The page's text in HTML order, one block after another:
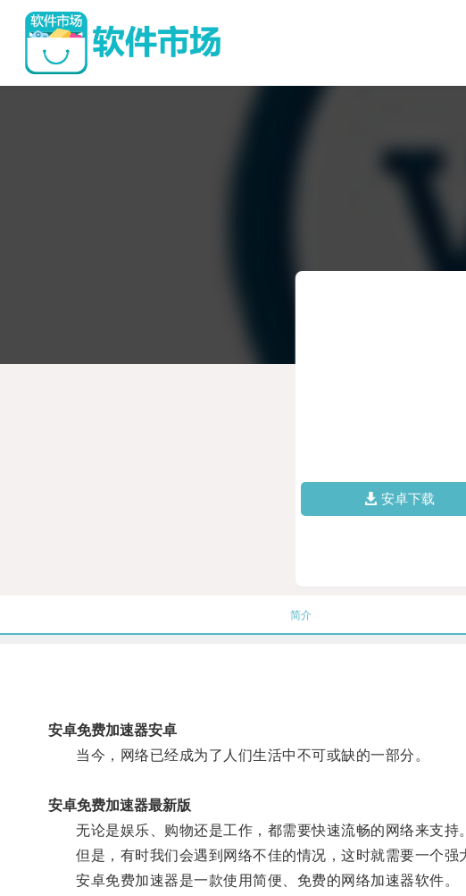
安卓下载
简介
安卓免费加速器安卓
当今，网络已经成为了人们生活中不可或缺的一部分。
安卓免费加速器最新版
无论是娱乐、购物还是工作，都需要快速流畅的网络来支持。
但是，有时我们会遇到网络不佳的情况，这时就需要一个强
安卓免费加速器是一款使用简便、免费的网络加速器软件。